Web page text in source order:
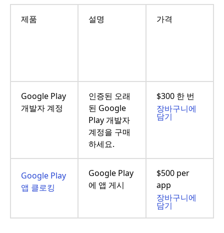
제품 설명 가격
Google Play
개발자 계정
인증된 오래
된 Google
Play 개발자
계정을 구매
하세요.
$300 한 번
장바구니에
담기
Google Play
앱 클로킹
Google Play
에 앱 게시
$500 per
app
장바구니에
담기